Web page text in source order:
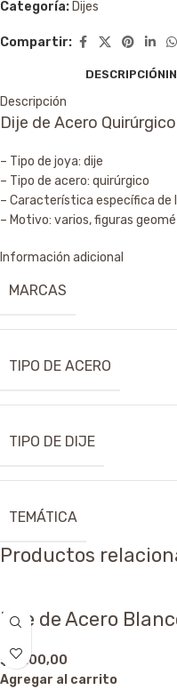
Categoría: Dijes
Compartir:
DESCRIPCIÓN
Descripción
Dije de Acero
– Tipo de joya: dije
– Tipo de acero: quirúrgico
– Característica específica de
– Motivo: varios, figuras
Información adicional
MARCAS
TIPO DE ACERO
TIPO DE DIJE
TEMÁTICA
Productos
Dije de Acero
$ 3.100,00
Agregar al carrito